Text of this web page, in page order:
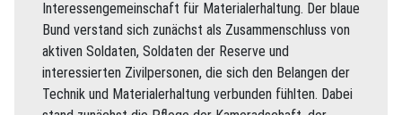
Interessengemeinschaft für Materialerhaltung. Der blaue
Bund verstand sich zunächst als Zusammenschluss von
aktiven Soldaten, Soldaten der Reserve und
interessierten Zivilpersonen, die sich den Belangen der
Technik und Materialerhaltung verbunden fühlten. Dabei